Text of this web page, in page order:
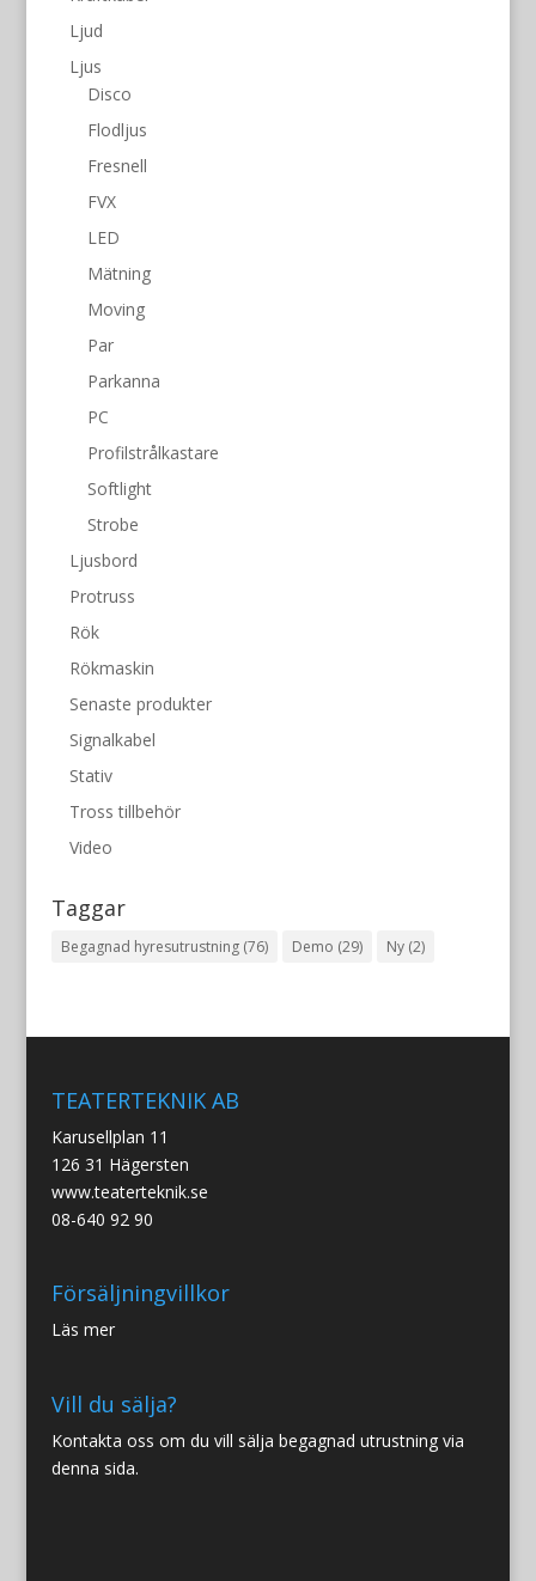
Ljud
Ljus
Disco
Flodljus
Fresnell
FVX
LED
Mätning
Moving
Par
Parkanna
PC
Profilstrålkastare
Softlight
Strobe
Ljusbord
Protruss
Rök
Rökmaskin
Senaste produkter
Signalkabel
Stativ
Tross tillbehör
Video
Taggar
Begagnad hyresutrustning(76) Demo (29) Ny(2)
TEATERTEKNIK AB
Karusellplan 11
126 31 Hägersten
www.teaterteknik.se
08-640 92 90
Försäljningvillkor
Läs mer
Vill du sälja?
Kontakta oss om du vill sälja begagnad utrustning via
denna sida.